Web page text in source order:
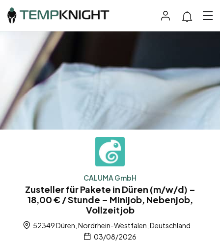
CALUMA GmbH
Zusteller für Pakete in Düren (m/w/d) –
18,00 € / Stunde – Minijob, Nebenjob,
Vollzeitjob
52349 Düren, Nordrhein-Westfalen, Deutschland
03/08/2026